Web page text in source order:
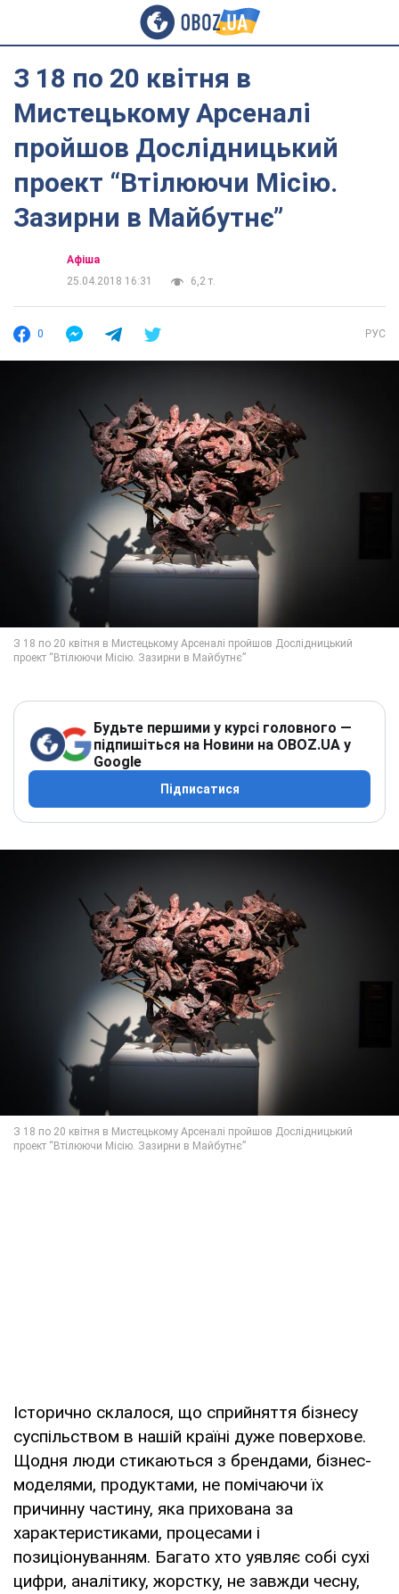
З 18 по 20 квітня в
Мистецькому Арсеналі
пройшов Дослідницький
проект “Втілюючи Місію.
Зазирни в Майбутнє”
Афіша
25.04.2018 16:31
6,2 т.
0 РУС
Будьте першими у курсі головного —
підпишіться на Новини на OBOZ.UA у
Google
Підписатися
Історично склалося, що сприйняття бізнесу
суспільством в нашій країні дуже поверхове.
Щодня люди стикаються з брендами, бізнес-
моделями, продуктами, не помічаючи їх
причинну частину, яка прихована за
характеристиками, процесами і
позиціонуванням. Багато хто уявляє собі сухі
цифри, аналітику, жорстку, не завжди чесну,